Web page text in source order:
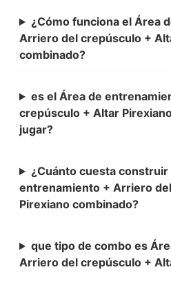
¿Cómo funciona el Área
Arriero del crepúsculo +
combinado?
es el Área de
crepúsculo + Altar
jugar?
¿Cuánto cuesta construir
entrenamiento + Arriero
Pirexiano combinado?
que tipo de combo es
Arriero del crepúsculo +